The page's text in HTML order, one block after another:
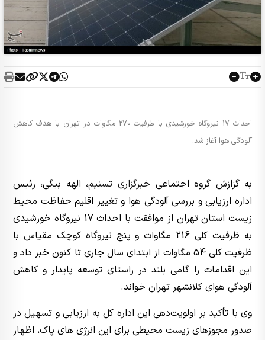
احداث 17 نیروگاه خورشیدی با ظرفیت 270 مگاوات در تهران با هدف کاهش
آلودگی هوا آغاز شد.
به گزازش گروه اجتماعی خبرگزاری تسنیم، الهه بیگی، رئیس
اداره ارزیابی و بررسی آلودگی هوا و تغییر اقلیم حفاظت محیط
زیست استان تهران از موافقت با احداث 17 نیروگاه خورشیدی
به ظرفیت کلی 216 مگاوات و پنج نیروگاه کوچک مقیاس با
ظرفیت کلی 54 مگاوات از ابتدای سال جاری تا کنون خبر داد و
این اقدامات را گامی بلند در راستای توسعه پایدار و کاهش
آلودگی هوای کلانشهر تهران خواند.
وی با تأکید بر اولویت‌‌دهی این اداره کل به ارزیابی و تسهیل در
صدور مجوزهای زیست‌ محیطی برای این انرژی‌ های پاک، اظهار